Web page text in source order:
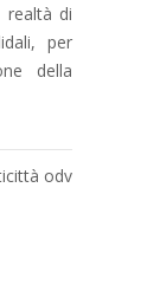
realtà di
per
della
odv